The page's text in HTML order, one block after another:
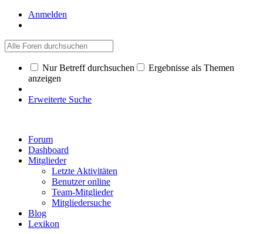
Anmelden
Nur Betreff durchsuchen
Ergebnisse als Themen
anzeigen
Erweiterte Suche
Forum
Dashboard
Mitglieder
Letzte Aktivitäten
Benutzer online
Team-Mitglieder
Mitgliedersuche
Blog
Lexikon